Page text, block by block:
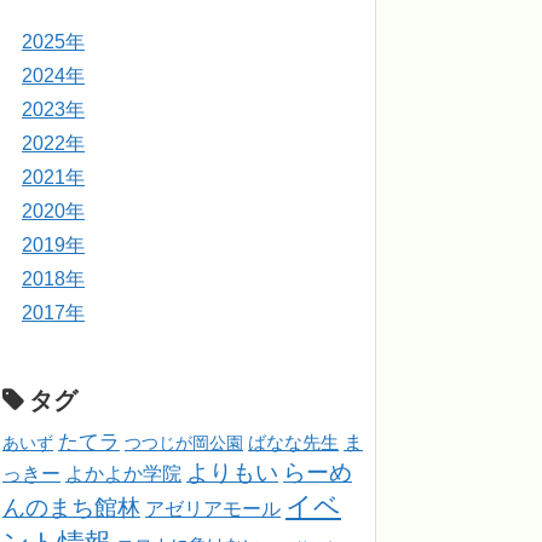
2025年
2024年
2023年
2022年
2021年
2020年
2019年
2018年
2017年
タグ
あいず たてラ つつじが岡公園 ばなな先生 ま
っきー よかよか学院 よりもい らーめ
んのまち館林 アゼリアモール イベ